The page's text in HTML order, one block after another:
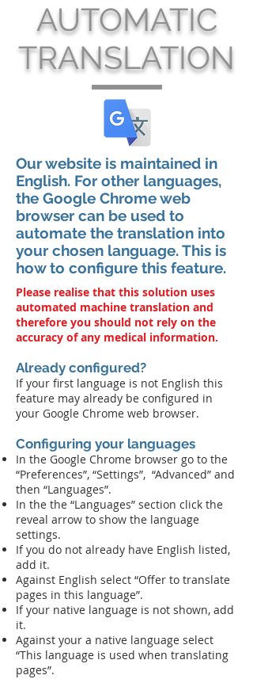
AUTOMATIC
TRANSLATION
Our website is maintained in
English. For other languages,
the Google Chrome web
browser can be used to
automate the translation into
your chosen language. This is
how to configure this feature.
Please realise that this solution uses
automated machine translation and
therefore you should not rely on the
accuracy of any medical information.
Already configured?
If your first language is not English this
feature may already be configured in
your Google Chrome web browser.
Configuring your languages
In the Google Chrome browser go to the
“Preferences”, “Settings”, “Advanced” and
then “Languages”.
In the the “Languages” section click the
reveal arrow to show the language
settings.
If you do not already have English listed,
add it.
Against English select “Offer to translate
pages in this language”.
If your native language is not shown, add
it.
Against your a native language select
“This language is used when translating
pages”.